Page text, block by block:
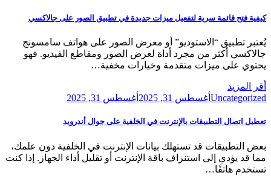
كيفية فتح قائمة سرية لتفعيل ميزات جديدة في تطبيق الصور على جالاكسي
يُعتبر تطبيق “الاستوديو” أو معرض الصور على هواتف سامسونج
جالاكسي أكثر من مجرد أداة لعرض الصور ومقاطع الفيديو. فهو
يحتوي على ميزات متقدمة وخيارات مخفية…
أقر المزيد
Uncategorized
Posted
أغسطس 31, 2025 أغسطس 31, 2025
تعطيل اتصال التطبيقات بالإنترنت في الخلفية على جوال أندرويد
بعض التطبيقات قد تستهلك بيانات الإنترنت في الخلفية دون علمك،
مما قد يؤدي إلى استنزاف باقة الإنترنت أو تقليل أداء الجهاز. إذا كنت
تستخدم هاتفًا…